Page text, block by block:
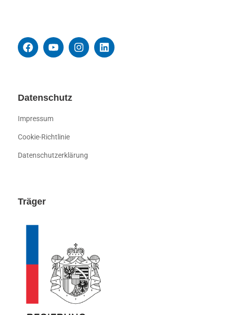
Datenschutz
Impressum
Cookie-Richtlinie
Datenschutzerklärung
Träger